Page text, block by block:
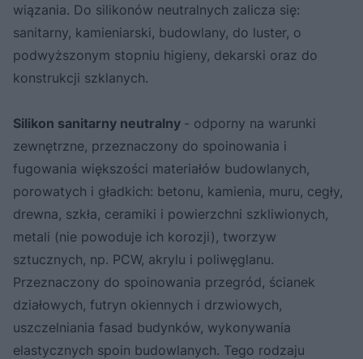
wiązania. Do silikonów neutralnych zalicza się:
sanitarny, kamieniarski, budowlany, do luster, o
podwyższonym stopniu higieny, dekarski oraz do
konstrukcji szklanych.
Silikon sanitarny neutralny - odporny na warunki
zewnętrzne, przeznaczony do spoinowania i
fugowania większości materiałów budowlanych,
porowatych i gładkich: betonu, kamienia, muru, cegły,
drewna, szkła, ceramiki i powierzchni szkliwionych,
metali (nie powoduje ich korozji), tworzyw
sztucznych, np. PCW, akrylu i poliwęglanu.
Przeznaczony do spoinowania przegród, ścianek
działowych, futryn okiennych i drzwiowych,
uszczelniania fasad budynków, wykonywania
elastycznych spoin budowlanych. Tego rodzaju